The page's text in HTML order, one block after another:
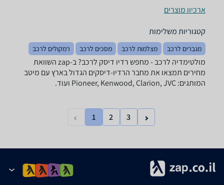
ארכיון מוצרים
קטגוריות משלימות
מגברים לרכב מצלמות לרכב מסכים לרכב רמקולים לרכב
מולטימדיה לרכב - מחפש רדיו דיסק לרכב? ב-zap השוואת
מחירים תמצאו את מחבר הרדיו-דיסקים הגדול בארץ עם מיטב
המותגים: Pioneer, Kenwood, Clarion, JVC ועוד.
1 2 3